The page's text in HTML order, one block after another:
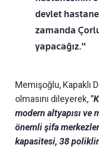
devlet
zamanda
yapacağız."
Memişoğlu, Kapaklı
olmasını dileyerek,
modern altyapısı
önemli şifa
kapasitesi, 38